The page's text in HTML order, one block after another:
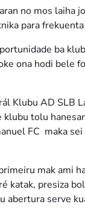
no mos laiha
para
ba
ona hodi
Klubu AD SLB
klubu tolu
FC maka
mak ami
katak, presiza
serve